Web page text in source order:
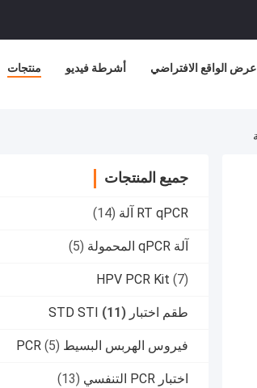
منتجات أشرطة فيديو عرض الواقع الافتراضي
جميع المنتجات
RT qPCR آلة (14)
آلة qPCR المحمولة (5)
HPV PCR Kit (7)
طقم اختبار STD STI (11)
فيروس الهربس البسيط PCR (5)
اختبار PCR التنفسي (13)